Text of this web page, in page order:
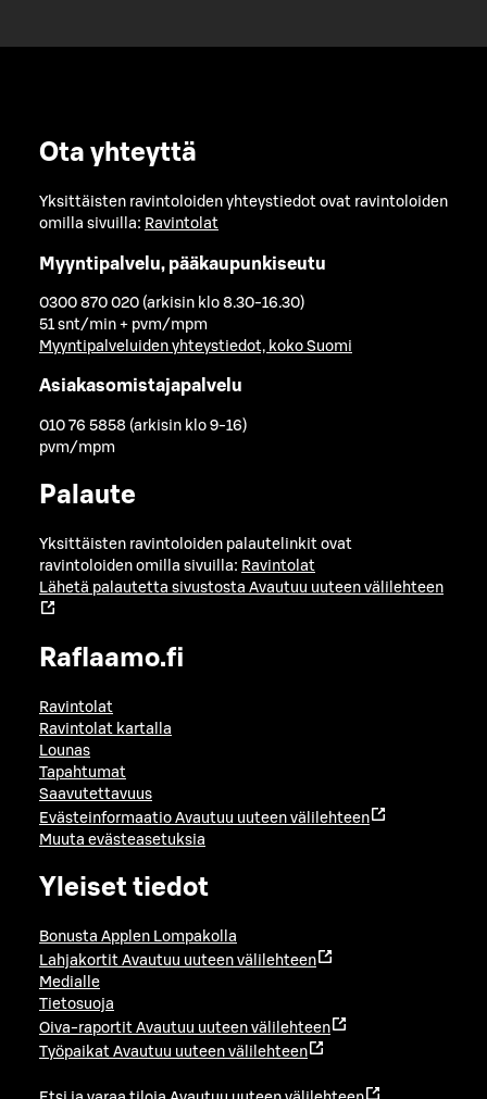
Ota yhteyttä
Yksittäisten ravintoloiden yhteystiedot ovat ravintoloiden
omilla sivuilla: Ravintolat
Myyntipalvelu, pääkaupunkiseutu
0300 870 020 (arkisin klo 8.30-16.30)
51 snt/min + pvm/mpm
Myyntipalveluiden yhteystiedot, koko Suomi
Asiakasomistajapalvelu
010 76 5858 (arkisin klo 9-16)
pvm/mpm
Palaute
Yksittäisten ravintoloiden palautelinkit ovat
ravintoloiden omilla sivuilla: Ravintolat
Lähetä palautetta sivustosta Avautuu uuteen välilehteen
Raflaamo.fi
Ravintolat
Ravintolat kartalla
Lounas
Tapahtumat
Saavutettavuus
Evästeinformaatio Avautuu uuteen välilehteen
Muuta evästeasetuksia
Yleiset tiedot
Bonusta Applen Lompakolla
Lahjakortit Avautuu uuteen välilehteen
Medialle
Tietosuoja
Oiva-raportit Avautuu uuteen välilehteen
Työpaikat Avautuu uuteen välilehteen